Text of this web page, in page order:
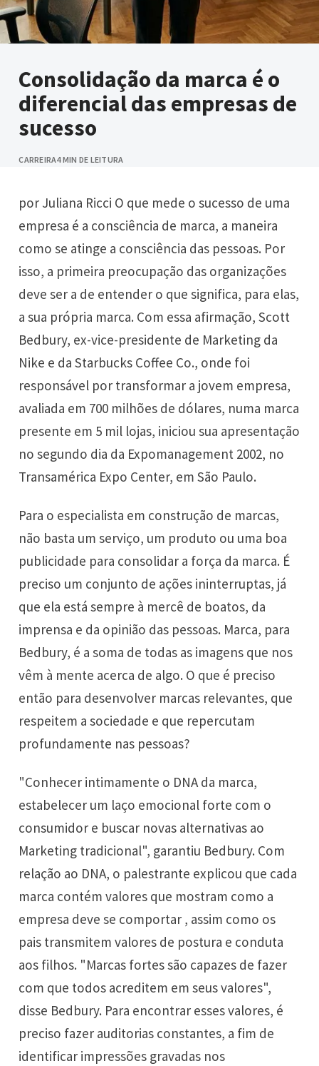
Consolidação da marca é o
diferencial das empresas de
sucesso
CARREIRA4 MIN DE LEITURA
por Juliana Ricci O que mede o sucesso de uma
empresa é a consciência de marca, a maneira
como se atinge a consciência das pessoas. Por
isso, a primeira preocupação das organizações
deve ser a de entender o que significa, para elas,
a sua própria marca. Com essa afirmação, Scott
Bedbury, ex-vice-presidente de Marketing da
Nike e da Starbucks Coffee Co., onde foi
responsável por transformar a jovem empresa,
avaliada em 700 milhões de dólares, numa marca
presente em 5 mil lojas, iniciou sua apresentação
no segundo dia da Expomanagement 2002, no
Transamérica Expo Center, em São Paulo.
Para o especialista em construção de marcas,
não basta um serviço, um produto ou uma boa
publicidade para consolidar a força da marca. É
preciso um conjunto de ações ininterruptas, já
que ela está sempre à mercê de boatos, da
imprensa e da opinião das pessoas. Marca, para
Bedbury, é a soma de todas as imagens que nos
vêm à mente acerca de algo. O que é preciso
então para desenvolver marcas relevantes, que
respeitem a sociedade e que repercutam
profundamente nas pessoas?
"Conhecer intimamente o DNA da marca,
estabelecer um laço emocional forte com o
consumidor e buscar novas alternativas ao
Marketing tradicional", garantiu Bedbury. Com
relação ao DNA, o palestrante explicou que cada
marca contém valores que mostram como a
empresa deve se comportar , assim como os
pais transmitem valores de postura e conduta
aos filhos. "Marcas fortes são capazes de fazer
com que todos acreditem em seus valores",
disse Bedbury. Para encontrar esses valores, é
preciso fazer auditorias constantes, a fim de
identificar impressões gravadas nos